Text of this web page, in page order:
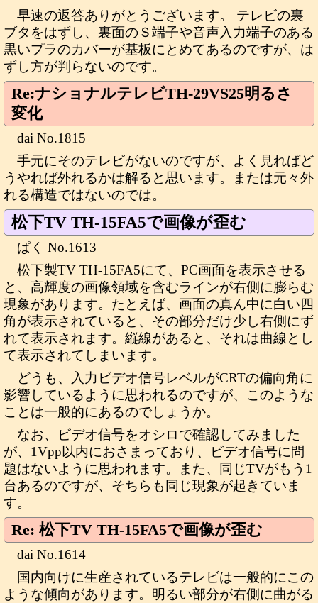
早速の返答ありがとうございます。 テレビの裏
ブタをはずし、裏面のＳ端子や音声入力端子のある
黒いプラのカバーが基板にとめてあるのですが、は
ずし方が判らないのです。
Re:ナショナルテレビTH-29VS25明るさ
変化
dai No.1815
手元にそのテレビがないのですが、よく見ればど
うやれば外れるかは解ると思います。または元々外
れる構造ではないのでは。
松下TV TH-15FA5で画像が歪む
ぱく No.1613
松下製TV TH-15FA5にて、PC画面を表示させる
と、高輝度の画像領域を含むラインが右側に膨らむ
現象があります。たとえば、画面の真ん中に白い四
角が表示されていると、その部分だけ少し右側にず
れて表示されます。縦線があると、それは曲線とし
て表示されてしまいます。
どうも、入力ビデオ信号レベルがCRTの偏向角に
影響しているように思われるのですが、このような
ことは一般的にあるのでしょうか。
なお、ビデオ信号をオシロで確認してみました
が、1Vpp以内におさまっており、ビデオ信号に問
題はないように思われます。また、同じTVがもう1
台あるのですが、そちらも同じ現象が起きていま
す。
Re: 松下TV TH-15FA5で画像が歪む
dai No.1614
国内向けに生産されているテレビは一般的にこの
ような傾向があります。明るい部分が右側に曲がる